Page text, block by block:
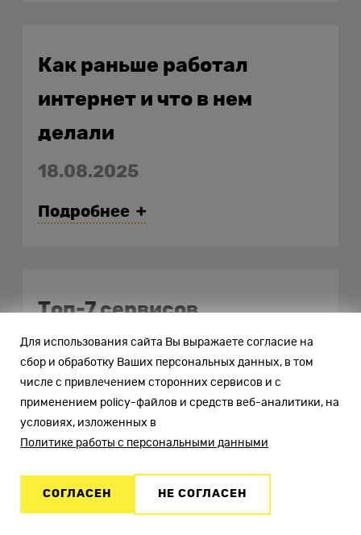
Как раньше работал
интернет и что в нем
делали
18.08.2025
Подробнее
Топ-7 сервисов
мониторинга доступности
сайта: обзор
11.08.2025
Для использования сайта Вы выражаете согласие на
сбор и обработку Ваших персональных данных, в том
числе с привлечением сторонних сервисов и с
применением policy-файлов и средств веб-аналитики, на
условиях, изложенных в
Политике работы с персональными данными
СОГЛАСЕН НЕ СОГЛАСЕН